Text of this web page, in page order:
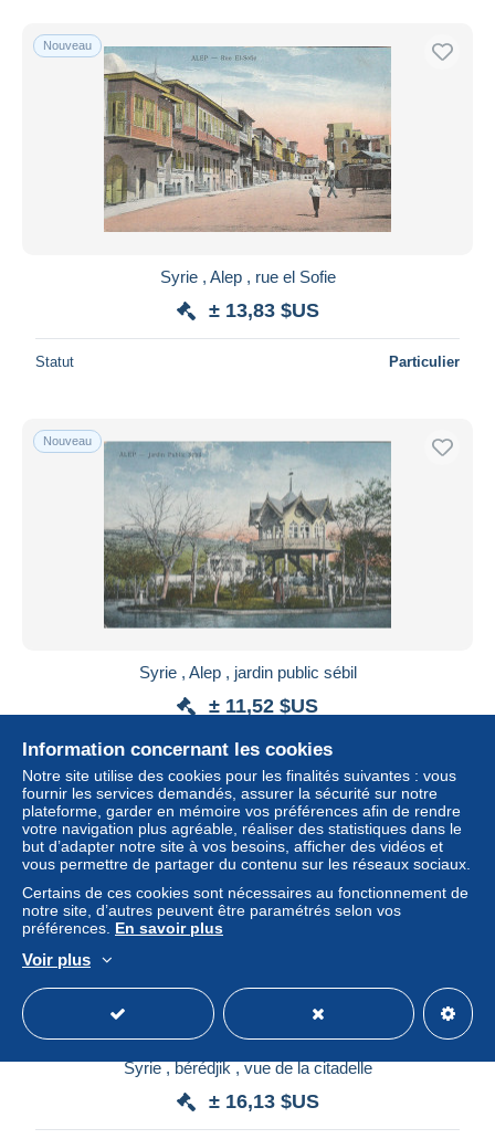
Nouveau
Syrie , Alep , rue el Sofie
± 13,83 $US
Statut Particulier
Nouveau
Syrie , Alep , jardin public sébil
± 11,52 $US
Statut
Nouveau
Syrie , bérédjik , vue de la citadelle
± 16,13 $US
Information concernant les cookies
Notre site utilise des cookies pour les finalités suivantes : vous
fournir les services demandés, assurer la sécurité sur notre
plateforme, garder en mémoire vos préférences afin de rendre
votre navigation plus agréable, réaliser des statistiques dans le
but d’adapter notre site à vos besoins, afficher des vidéos et
vous permettre de partager du contenu sur les réseaux sociaux.
Certains de ces cookies sont nécessaires au fonctionnement de
notre site, d’autres peuvent être paramétrés selon vos
préférences. En savoir plus
Voir plus